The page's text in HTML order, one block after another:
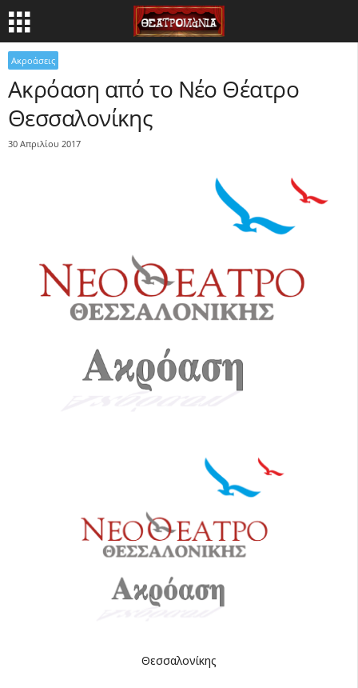
Ακροάσεις
Ακρόαση από το Νέο Θέατρο
Θεσσαλονίκης
30 Απριλίου 2017
Θεσσαλονίκης